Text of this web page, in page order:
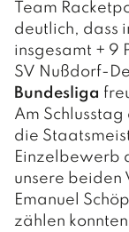
Team
deutlich, dass
insgesamt + 9
SV Nußdorf-
Bundesliga
Am
die
Einzelbewerb
unsere beiden
Emanuel
zählen